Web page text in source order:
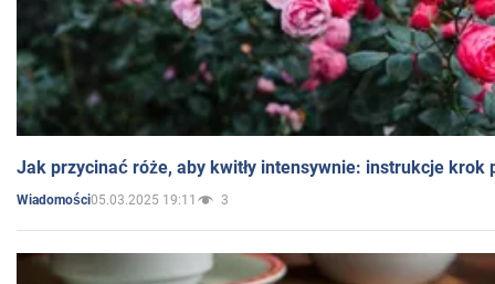
Jak przycinać róże, aby kwitły intensywnie: instrukcje krok
Wiadomości05.03.2025 19:11 3